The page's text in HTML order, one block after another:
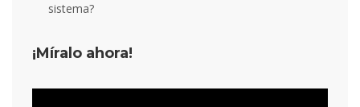
sistema?
¡Míralo ahora!